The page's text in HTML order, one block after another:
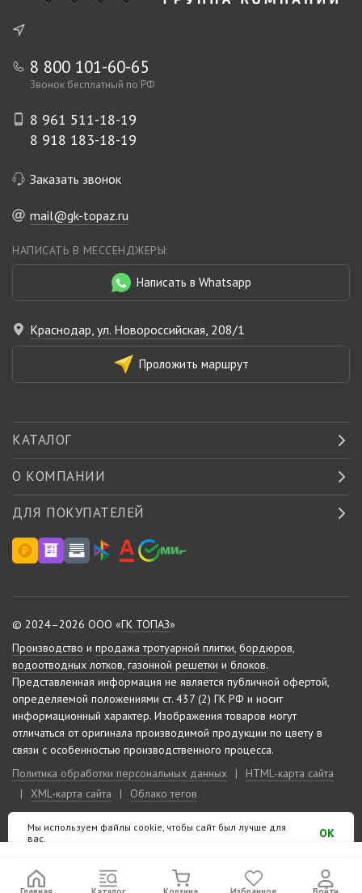
8 800 101-60-65
Звонок бесплатный по РФ
8 961 511-18-19
8 918 183-18-19
Заказать звонок
mail@gk-topaz.ru
НАПИСАТЬ В МЕССЕНДЖЕРЫ:
Написать в Whatsapp
Краснодар, ул. Новороссийская, 208/1
Проложить маршрут
КАТАЛОГ
О КОМПАНИИ
ДЛЯ ПОКУПАТЕЛЕЙ
© 2024–2026 ООО «ГК ТОПАЗ»
Производство и продажа тротуарной плитки, бордюров,
водоотводных лотков, газонной решетки и блоков.
Представленная информация не является публичной офертой,
определяемой положениями ст. 437 (2) ГК РФ и носит
информационный характер. Изображения товаров могут
отличаться от оригинала производимой продукции по цвету в
связи с особенностью производственного процесса.
Политика обработки персональных данных
|
HTML-карта сайта
|
XML-карта сайта | Облако тегов
Сделано на «10-м этаже»
Мы используем файлы cookie, чтобы сайт был лучше для
вас.
OK